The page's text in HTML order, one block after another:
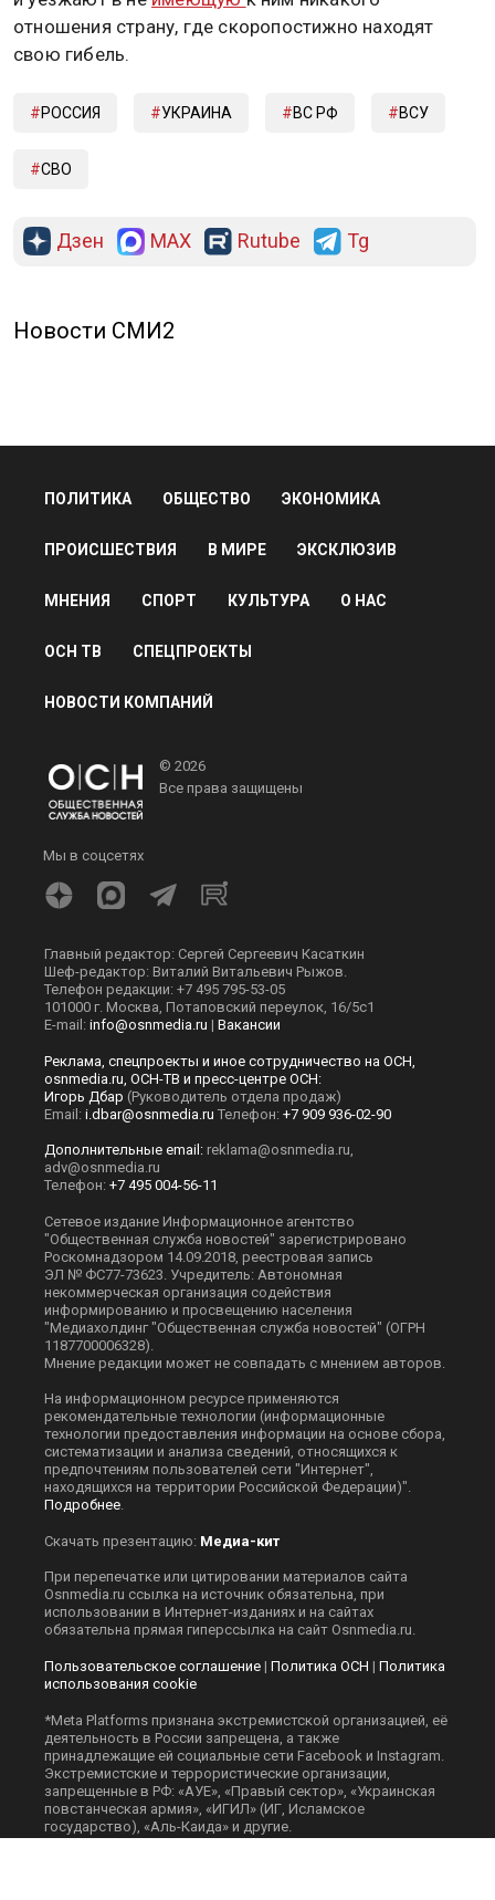
отношения страну, где скоропостижно находят
свою гибель.
РОССИЯ УКРАИНА ВС РФ ВСУ
СВО
Дзен MAX Rutube Tg
Новости СМИ2
ПОЛИТИКА ОБЩЕСТВО ЭКОНОМИКА
ПРОИСШЕСТВИЯ В МИРЕ ЭКСКЛЮЗИВ
МНЕНИЯ СПОРТ КУЛЬТУРА О НАС
ОСН ТВ СПЕЦПРОЕКТЫ
НОВОСТИ КОМПАНИЙ
© 2026
Все права защищены
Мы в соцсетях
Главный редактор: Сергей Сергеевич Касаткин
Шеф-редактор: Виталий Витальевич Рыжов.
Телефон редакции: +7 495 795-53-05
101000 г. Москва, Потаповский переулок, 16/5с1
E-mail: info@osnmedia.ru | Вакансии
Реклама, спецпроекты и иное сотрудничество на ОСН,
osnmedia.ru, ОСН-ТВ и пресс-центре ОСН:
Игорь Дбар (Руководитель отдела продаж)
Email: i.dbar@osnmedia.ru Телефон: +7 909 936-02-90
Дополнительные email: reklama@osnmedia.ru,
adv@osnmedia.ru
Телефон: +7 495 004-56-11
Сетевое издание Информационное агентство
"Общественная служба новостей" зарегистрировано
Роскомнадзором 14.09.2018, реестровая запись
ЭЛ № ФС77-73623. Учредитель: Автономная
некоммерческая организация содействия
информированию и просвещению населения
"Медиахолдинг "Общественная служба новостей" (ОГРН
1187700006328).
Мнение редакции может не совпадать с мнением авторов.
На информационном ресурсе применяются
рекомендательные технологии (информационные
технологии предоставления информации на основе сбора,
систематизации и анализа сведений, относящихся к
предпочтениям пользователей сети "Интернет",
находящихся на территории Российской Федерации)".
Подробнее.
Скачать презентацию: Медиа-кит
При перепечатке или цитировании материалов сайта
Оsnmedia.ru ссылка на источник обязательна, при
использовании в Интернет-изданиях и на сайтах
обязательна прямая гиперссылка на сайт Оsnmedia.ru.
Пользовательское соглашение | Политика ОСН | Политика
использования cookie
*Meta Platforms признана экстремистской организацией, её
деятельность в России запрещена, а также
принадлежащие ей социальные сети Facebook и Instagram.
Экстремистские и террористические организации,
запрещенные в РФ: «АУЕ», «Правый сектор», «Украинская
повстанческая армия», «ИГИЛ» (ИГ, Исламское
государство), «Аль-Каида» и другие.